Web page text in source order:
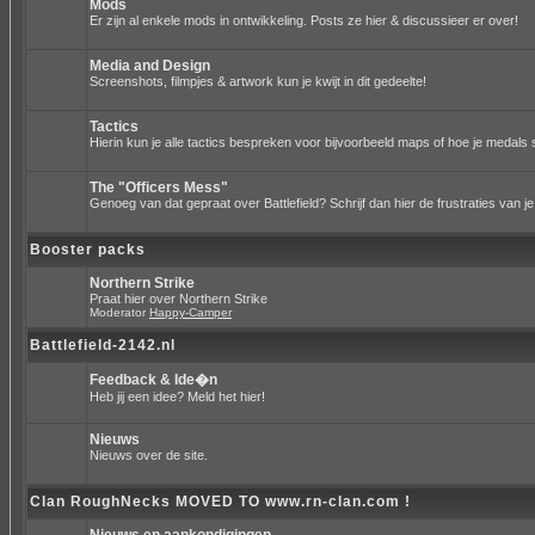
Mods
Er zijn al enkele mods in ontwikkeling. Posts ze hier & discussieer er over!
Media and Design
Screenshots, filmpjes & artwork kun je kwijt in dit gedeelte!
Tactics
Hierin kun je alle tactics bespreken voor bijvoorbeeld maps of hoe je medals
The "Officers Mess"
Genoeg van dat gepraat over Battlefield? Schrijf dan hier de frustraties van je
Booster packs
Northern Strike
Praat hier over Northern Strike
Moderator Happy-Camper
Battlefield-2142.nl
Feedback & Ide�n
Heb jij een idee? Meld het hier!
Nieuws
Nieuws over de site.
Clan RoughNecks MOVED TO www.rn-clan.com !